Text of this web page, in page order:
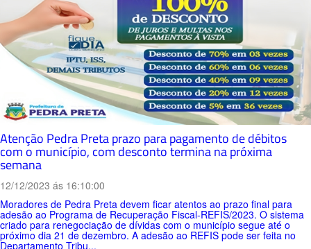
Atenção Pedra Preta prazo para pagamento de débitos
com o município, com desconto termina na próxima
semana
12/12/2023 ás 16:10:00
Moradores de Pedra Preta devem ficar atentos ao prazo final para
adesão ao Programa de Recuperação Fiscal-REFIS/2023. O sistema
criado para renegociação de dívidas com o município segue até o
próximo dia 21 de dezembro. A adesão ao REFIS pode ser feita no
Departamento Tribu...